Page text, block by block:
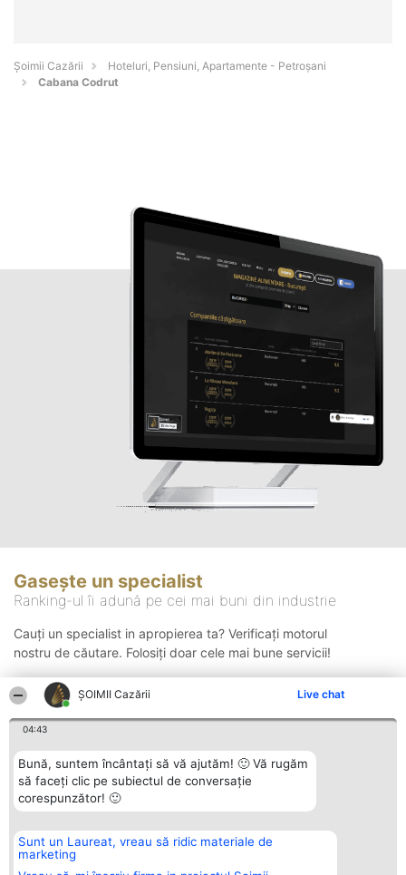
ȘOIMII Cazării Live chat
04:43
Bună, suntem încântați să vă ajutăm! 🙂 Vă rugăm
să faceți clic pe subiectul de conversație
corespunzător! 🙂
Sunt un Laureat, vreau să ridic materiale de
marketing
Șoimii Cazării
Hoteluri, Pensiuni, Apartamente - Petroşani
Cabana Codrut
Gasește un specialist
Ranking-ul îi adună pe cei mai buni din industrie
Cauți un specialist in apropierea ta? Verificați motorul
nostru de căutare. Folosiți doar cele mai bune servicii!
Organizator Ranking
BRIGHT SOLUTIONS BR SRL
Aleea Timisul De Sus 2 Bl. A30
Plebiscyt
Lista Tuturor
Contact